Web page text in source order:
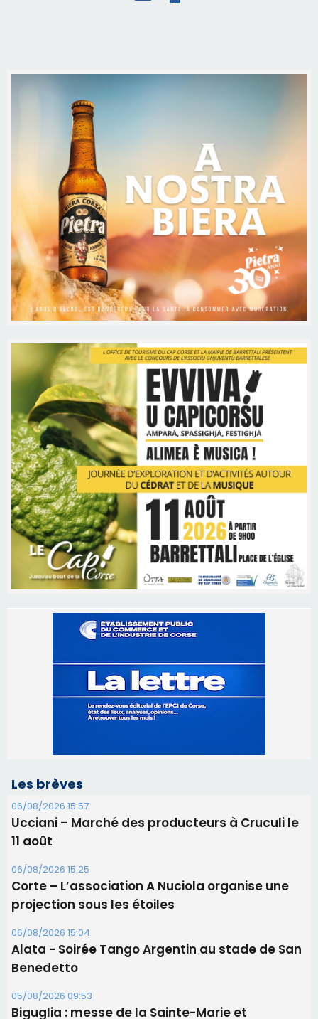
Les brèves
06/08/2026 15:57
Ucciani – Marché des producteurs à Cruculi le
11 août
06/08/2026 15:25
Corte – L’association A Nuciola organise une
projection sous les étoiles
06/08/2026 15:04
Alata - Soirée Tango Argentin au stade de San
Benedetto
05/08/2026 09:53
Biguglia : messe de la Sainte-Marie et